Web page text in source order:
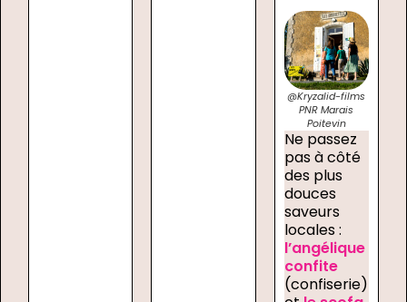
@Kryzalid-films
PNR Marais
Poitevin
Ne passez
pas à côté
des plus
douces
saveurs
locales :
l’angélique
confite
(confiserie)